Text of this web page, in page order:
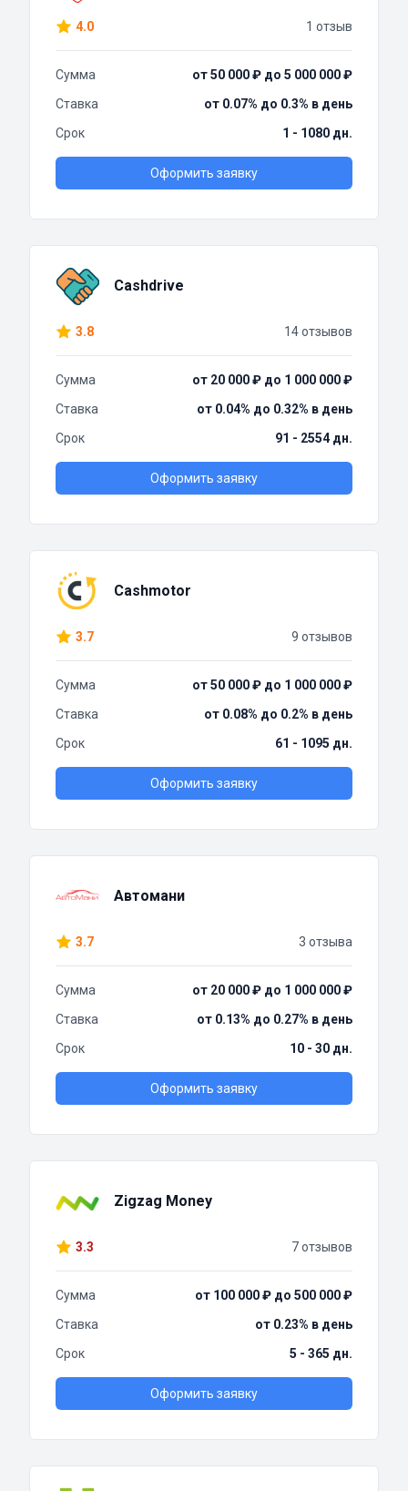
4.0 1 отзыв
Сумма
от 50 000 ₽ до 5 000 000 ₽
Ставка
от 0.07% до 0.3% в день
Срок
1 - 1080 дн.
Оформить заявку
Cashdrive
3.8 14 отзывов
Сумма
от 20 000 ₽ до 1 000 000 ₽
Ставка
от 0.04% до 0.32% в день
Срок
91 - 2554 дн.
Оформить заявку
Cashmotor
3.7 9 отзывов
Сумма
от 50 000 ₽ до 1 000 000 ₽
Ставка
от 0.08% до 0.2% в день
Срок
61 - 1095 дн.
Оформить заявку
Автомани
3.7 3 отзыва
Сумма
от 20 000 ₽ до 1 000 000 ₽
Ставка
от 0.13% до 0.27% в день
Срок
10 - 30 дн.
Оформить заявку
Zigzag Money
3.3 7 отзывов
Сумма
от 100 000 ₽ до 500 000 ₽
Ставка
от 0.23% в день
Срок
5 - 365 дн.
Оформить заявку